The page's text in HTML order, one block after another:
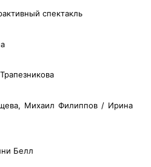
спектакль
Михаил Филиппов / Ирина
Белл